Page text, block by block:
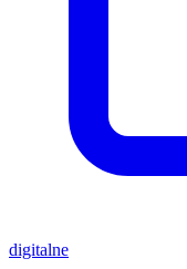
digitalne